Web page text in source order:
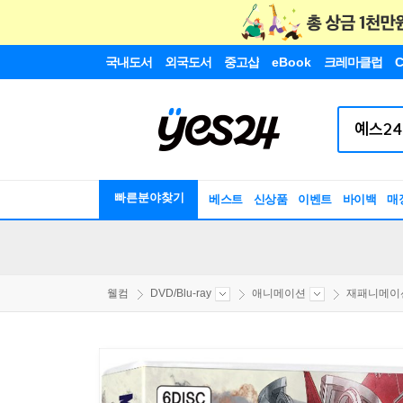
국내도서 외국도서 중고샵 eBook 크레마클럽
빠른분야찾기 베스트 신상품 이벤트 바이백 매
웰컴 DVD/Blu-ray 애니메이션 재패니메이